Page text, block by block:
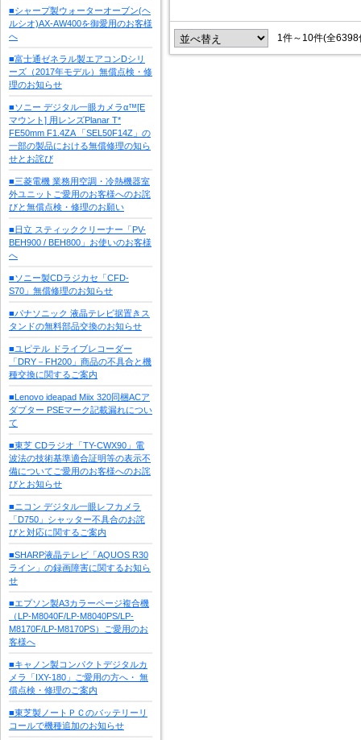
■シャープ製ウォーターオーブン(ヘ
ルシオ)AX-AW400を御愛用のお客様
へ
■富士通ゼネラル製エアコンDシリ
ーズ（2017年モデル）無償点検・修
理のお知らせ
■ソニー デジタル一眼カメラα™[E
マウント] 用レンズPlanar T*
FE50mm F1.4ZA 「SEL50F14Z」の
一部の製品における無償修理の知ら
せとお詫び
■三菱電機 業務用空調・冷熱機器室
外ユニットご愛用のお客様へのお詫
びと無償点検・修理のお願い
■日立 スティッククリーナー「PV-
BEH900 / BEH800」お使いのお客様
へ
■ソニー製CDラジカセ「CFD-
S70」無償修理のお知らせ
■パナソニック 液晶テレビ据置きス
タンドの無料部品交換のお知らせ
■ユピテル ドライブレコーダー
「DRY－FH200」商品の不具合と機
種交換に関するご案内
■Lenovo ideapad Miix 320同梱ACア
ダプター PSEマーク記載漏れについ
て
■東芝 CDラジオ「TY-CWX90」電
波法の技術基準適合証明等の表示不
備についてご愛用のお客様へのお詫
びとお知らせ
■ニコン デジタル一眼レフカメラ
「D750」シャッター不具合のお詫
びと対応に関するご案内
■SHARP液晶テレビ「AQUOS R30
ライン」の録画障害に関するお知ら
せ
■エプソン製A3カラーページ複合機
（LP-M8040F/LP-M8040PS/LP-
M8170F/LP-M8170PS）ご愛用のお
客様へ
■キャノン製コンパクトデジタルカ
メラ「IXY-180」ご愛用の方へ・ 無
償点検・修理のご案内
■東芝製ノートＰＣのバッテリーリ
コールで機種追加のお知らせ
1件～10件(全